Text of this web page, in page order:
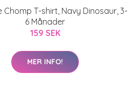
Chomp T-shirt, Navy Dinosaur, 3-
6 Månader
159 SEK
MER INFO!